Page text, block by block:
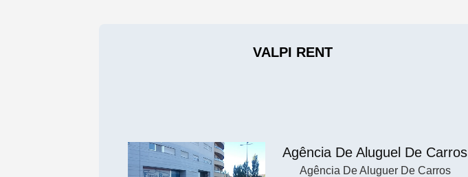
VALPI RENT
Agência De Aluguel De Carros
Agência De Aluguer De Carros